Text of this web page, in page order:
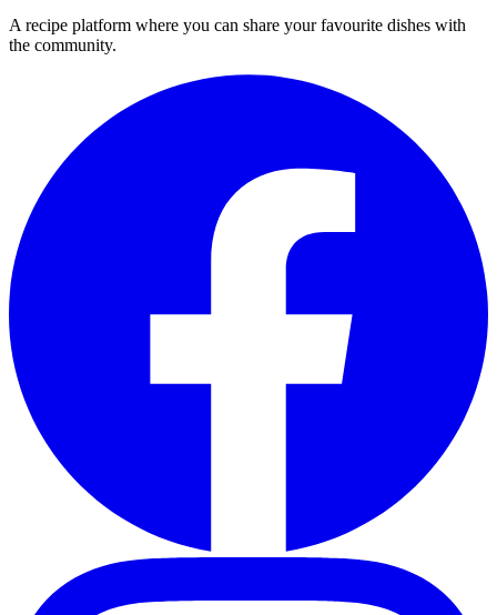
A recipe platform where you can share your favourite dishes with
the community.